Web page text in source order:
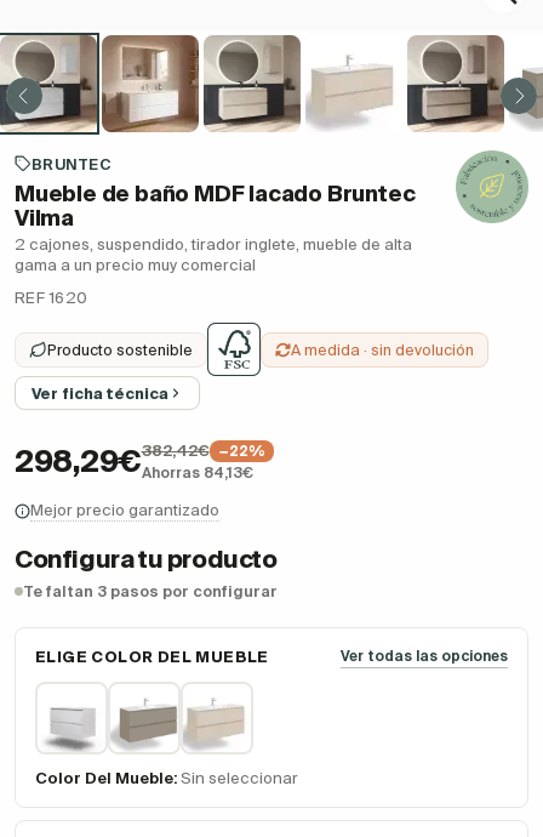
BRUNTEC
Mueble de baño MDF lacado Bruntec
Vilma
2 cajones, suspendido, tirador inglete, mueble de alta
gama a un precio muy comercial
REF 1620
Producto sostenible A medida · sin devolución
Ver ficha técnica
298,29€382,42€
−22%
Ahorras 84,13€
Mejor precio garantizado
Configura tu producto
Te faltan 3 pasos por configurar
ELIGE COLOR DEL MUEBLE Ver todas las opciones
Color Del Mueble: Sin seleccionar